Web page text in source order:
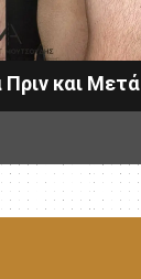
Πριν και Μετά